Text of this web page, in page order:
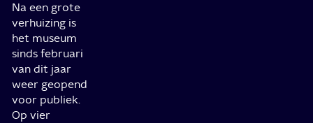
Na een grote
verhuizing is
het museum
sinds februari
van dit jaar
weer geopend
voor publiek.
Op vier